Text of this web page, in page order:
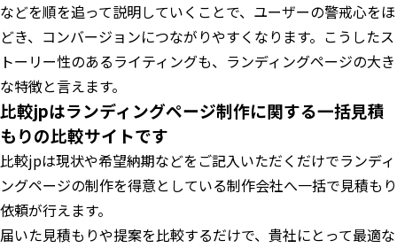
などを順を追って説明していくことで、ユーザーの警戒心をほ
どき、コンバージョンにつながりやすくなります。こうしたス
トーリー性のあるライティングも、ランディングページの大き
な特徴と言えます。
比較jpはランディングページ制作に関する一括見積
もりの比較サイトです
比較jpは現状や希望納期などをご記入いただくだけでランディ
ングページの制作を得意としている制作会社へ一括で見積もり
依頼が行えます。
届いた見積もりや提案を比較するだけで、貴社にとって最適な